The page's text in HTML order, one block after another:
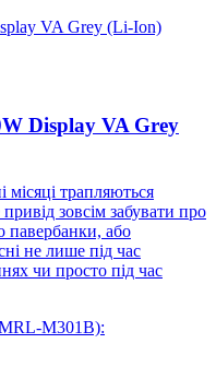
Display VA Grey
місяці трапляються
зовсім забувати про
павербанки, або
не лише під час
чи просто під час